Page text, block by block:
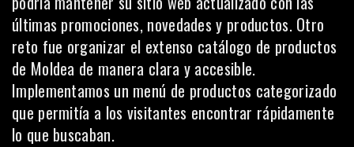
últimas promociones, novedades y productos. Otro
reto fue organizar el extenso catálogo de productos
de Moldea de manera clara y accesible.
Implementamos un menú de productos categorizado
que permitía a los visitantes encontrar rápidamente
lo que buscaban.